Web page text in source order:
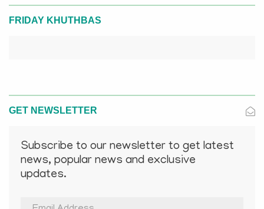
FRIDAY KHUTHBAS
GET NEWSLETTER
Subscribe to our newsletter to get latest
news, popular news and exclusive
updates.